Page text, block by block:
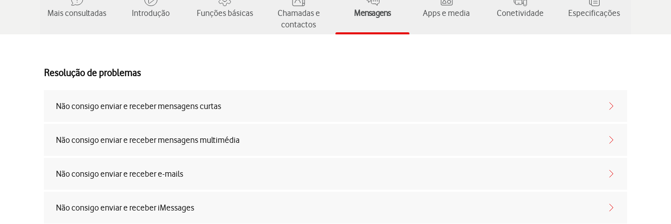
Mais consultadas Introdução Funções básicas
Chamadas e
contactos
Mensagens Apps e media Conetividade Especificações
Resolução de problemas
Não consigo enviar e receber mensagens curtas
Não consigo enviar e receber mensagens multimédia
Não consigo enviar e receber e-mails
Não consigo enviar e receber iMessages